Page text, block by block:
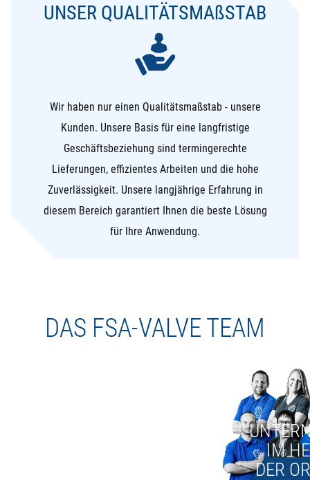
UNSER QUALITÄTSMAßSTAB
Wir haben nur einen Qualitätsmaßstab - unsere
Kunden. Unsere Basis für eine langfristige
Geschäftsbeziehung sind termingerechte
Lieferungen, effizientes Arbeiten und die hohe
Zuverlässigkeit. Unsere langjährige Erfahrung in
diesem Bereich garantiert Ihnen die beste Lösung
für Ihre Anwendung.
DAS FSA-VALVE TEAM
IM
DER